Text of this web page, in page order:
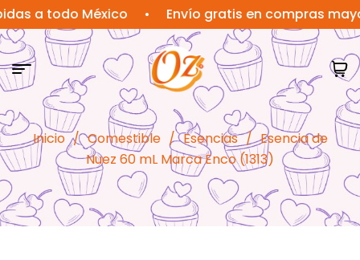
todo México • Envío gratis en compras mayores a
Inicio / Comestible / Esencias / Esencia de
Nuez 60 mL Marca Enco (1313)